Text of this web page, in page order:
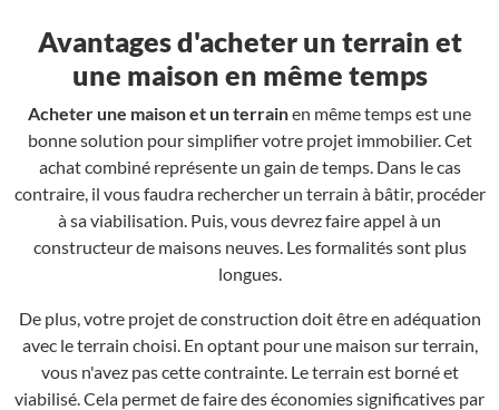
Avantages d'acheter un terrain et
une maison en même temps
Acheter une maison et un terrainen même temps est une
bonne solution pour simplifier votre projet immobilier. Cet
achat combiné représente un gain de temps. Dans le cas
contraire, il vous faudra rechercher un terrain à bâtir, procéder
à sa viabilisation. Puis, vous devrez faire appel à un
constructeur de maisons neuves. Les formalités sont plus
longues.
De plus, votre projet de construction doit être en adéquation
avec le terrain choisi. En optant pour une maison sur terrain,
vous n'avez pas cette contrainte. Le terrain est borné et
viabilisé. Cela permet de faire des économies significatives par